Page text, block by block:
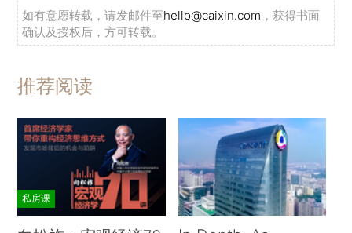
如有意愿转载，请发邮件至hello@caixin.com ，获得书面
确认及授权后，方可转载。
推荐阅读
私房课